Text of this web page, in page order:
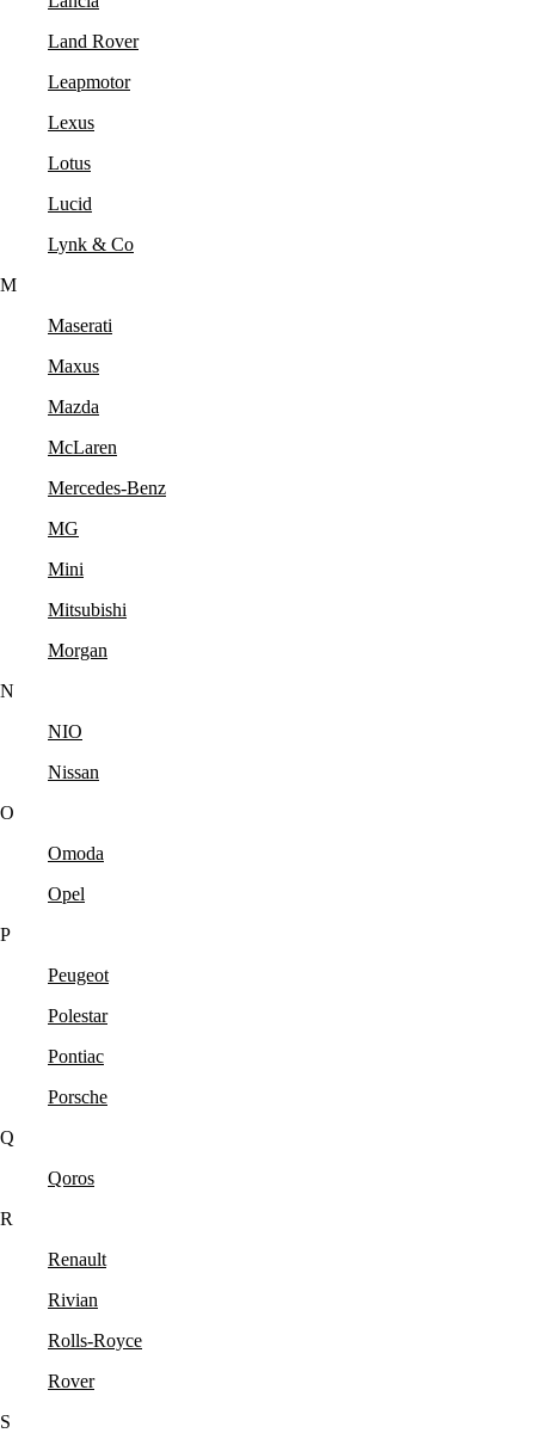
Land Rover
Leapmotor
Lexus
Lotus
Lucid
Lynk & Co
M
Maserati
Maxus
Mazda
McLaren
Mercedes-Benz
MG
Mini
Mitsubishi
Morgan
N
NIO
Nissan
O
Omoda
Opel
P
Peugeot
Polestar
Pontiac
Porsche
Q
Qoros
R
Renault
Rivian
Rolls-Royce
Rover
S